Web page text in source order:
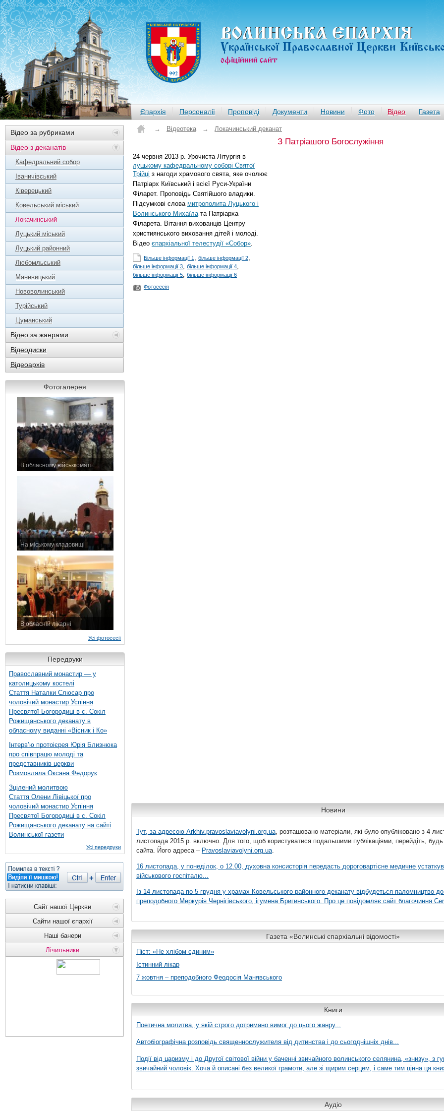
ВОЛИНСЬКА ЄПАРХIЯ
Української Православної Церкви
офiцiйний сайт
Єпархія Персоналії Проповіді Документи Новини Фото Відео Газета
Відео за рубриками
Відео з деканатів
Кафедральний собор
Іваничівський
Ківерецький
Ковельський міський
Локачинський
Луцький міський
Луцький районний
Любомльський
Маневицький
Нововолинський
Турійський
Цуманський
Відео за жанрами
Відеодиски
Відеоархів
Фотогалерея
В обласному військкоматі
На міському кладовищі
В обласній лікарні
Усі фотосесії
Передруки
Православний монастир — у
католицькому костелі
Стаття Наталки Слюсар про
чоловічий монастир Успіння
Пресвятої Богородиці в с. Сокіл
Рожищанського деканату в
обласному виданні «Вісник і Ко»
Інтерв’ю протоієрея Юрія Близнюка
про співпрацю молоді та
представників церкви
Розмовляла Оксана Федорук
Зцілений молитвою
Стаття Олени Лівіцької про
чоловічий монастир Успіння
Пресвятої Богородиці в с. Сокіл
Рожищанського деканату на сайті
Волинської газети
Усі передруки
Сайт нашої Церкви
Сайти нашої єпархії
Наші банери
Лічильники
→ Відеотека → Локачинський деканат
З Патріашого Богослужіння
24 червня 2013 р. Урочиста Літургія в
луцькому кафедральному соборі Святої
Трійці з нагоди храмового свята, яке очолює
Патріарх Київський і всієї Руси-України
Філарет. Проповідь Святійшого владики.
Підсумкові слова митрополита Луцького і
Волинського Михаїлата Патріарха
Філарета. Вітання вихованців Центру
християнського виховання дітей і молоді.
Відео єпархіальної телестудії «Собор».
Більше інформації 1 , більше інформації 2,
більше інформації 3, більше інформації 4,
більше інформації 5, більше інформації 6
Фотосесія
Новини
Тут, за адресою Arkhiv.pravoslaviavolyni.org.ua, розташовано матеріали, які було опубліковано з 4
листопада 2015 р. включно. Для того, щоб користуватися подальшими публікаціями, перейдіть,
сайта. Його адреса – Pravoslaviavolyni.org.ua.
16 листопада, у понеділок, о 12.00, духовна консисторія передасть дороговартісне медичне
військового госпіталю...
Із 14 листопада по 5 грудня у храмах Ковельського районного деканату відбудеться паломництво
преподобного Меркурія Чернігівського, ігумена Бригинського. Про це повідомляє сайт благочиння
Газета «Волинські єпархіальні відомості»
Піст: «Не хлібом єдиним»
Істинний лікар
7 жовтня – преподобного Феодосія Манявського
Книги
Поетична молитва, у якій строго дотримано вимог до цього жанру...
Автобіографічна розповідь священнослужителя від дитинства і до сьогоднішніх днів...
Події від царизму і до Другої світової війни у баченні звичайного волинського селянина, «знизу», з
звичайний чоловік. Хоча й описані без великої грамоти, але зі щирим серцем, і саме тим цінна ця
Аудіо